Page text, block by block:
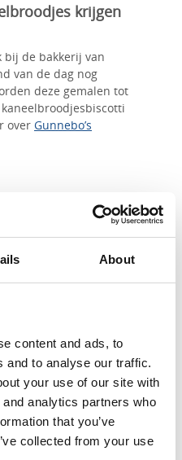
About
content and ads, to
and to analyse our traffic.
your use of our site with
analytics partners who
that you’ve
collected from your use
krijgen
de bakkerij van
van de dag nog
deze gemalen tot
over Gunnebo’s
op
ambachtslieden